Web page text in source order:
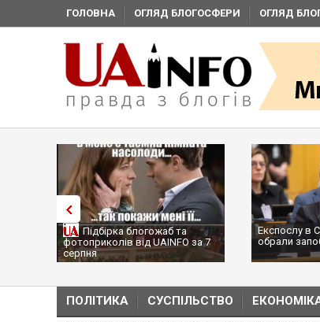
ГОЛОВНА ОГЛЯД БЛОГОСФЕРИ ОГЛЯД
Підбірка блогожаб та
фотоприколів від UAINFO за 7
серпня
Експослу в
обрали
ПОЛІТИКА СУСПІЛЬСТВО